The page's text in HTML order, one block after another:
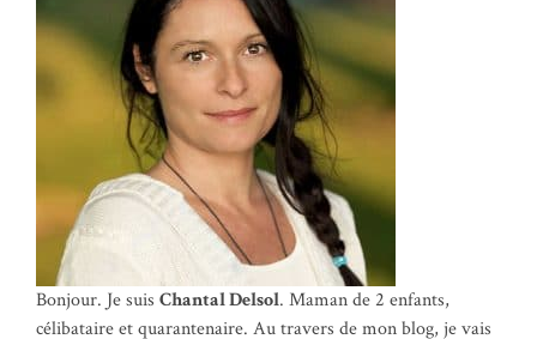
Bonjour. Je suis Chantal Delsol. Maman de 2 enfants,
célibataire et quarantenaire. Au travers de mon blog, je vais